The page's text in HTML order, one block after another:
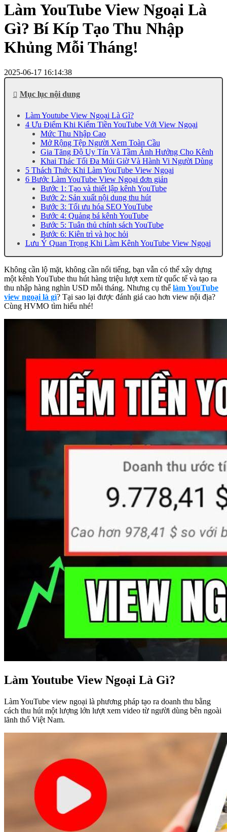
Làm YouTube View Ngoại Là
Gì? Bí Kíp Tạo Thu Nhập
Khủng Mỗi Tháng!
2025-06-17 16:14:38
Mục lục nội dung
Làm Youtube View Ngoại Là Gì?
4 Ưu Điểm Khi Kiếm Tiền YouTube Với View Ngoại
Mức Thu Nhập Cao
Mở Rộng Tệp Người Xem Toàn Cầu
Gia Tăng Độ Uy Tín Và Tầm Ảnh Hưởng Cho Kênh
Khai Thác Tối Đa Múi Giờ Và Hành Vi Người Dùng
5 Thách Thức Khi Làm YouTube View Ngoại
6 Bước Làm YouTube View Ngoại đơn giản
Bước 1: Tạo và thiết lập kênh YouTube
Bước 2: Sản xuất nội dung thu hút
Bước 3: Tối ưu hóa SEO YouTube
Bước 4: Quảng bá kênh YouTube
Bước 5: Tuân thủ chính sách YouTube
Bước 6: Kiên trì và học hỏi
Lưu Ý Quan Trọng Khi Làm Kênh YouTube View Ngoại
Không cần lộ mặt, không cần nổi tiếng, bạn vẫn có thể xây dựng
một kênh YouTube thu hút hàng triệu lượt xem từ quốc tế và tạo ra
thu nhập hàng nghìn USD mỗi tháng. Nhưng cụ thể làm YouTube
view ngoại là gì? Tại sao lại được đánh giá cao hơn view nội địa?
Cùng HVMO tìm hiểu nhé!
Làm Youtube View Ngoại Là Gì?
Làm YouTube view ngoại là phương pháp tạo ra doanh thu bằng
cách thu hút một lượng lớn lượt xem video từ người dùng bên ngoài
lãnh thổ Việt Nam.